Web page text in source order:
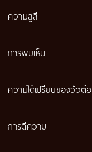
ความสูสี
การพบเห็น
ความได้เปรียบของวัวต่อ
การตีความ